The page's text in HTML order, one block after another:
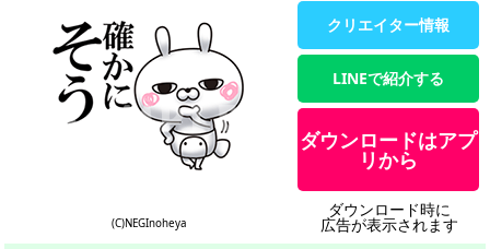
(C)NEGInoheya
クリエイター情報
LINEで紹介する
ダウンロードはアプ
リから
ダウンロード時に
広告が表示されます